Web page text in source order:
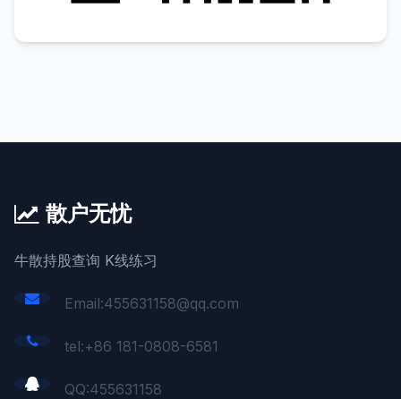
散户无忧
牛散持股查询 K线练习
Email:455631158@qq.com
tel:+86 181-0808-6581
QQ:455631158